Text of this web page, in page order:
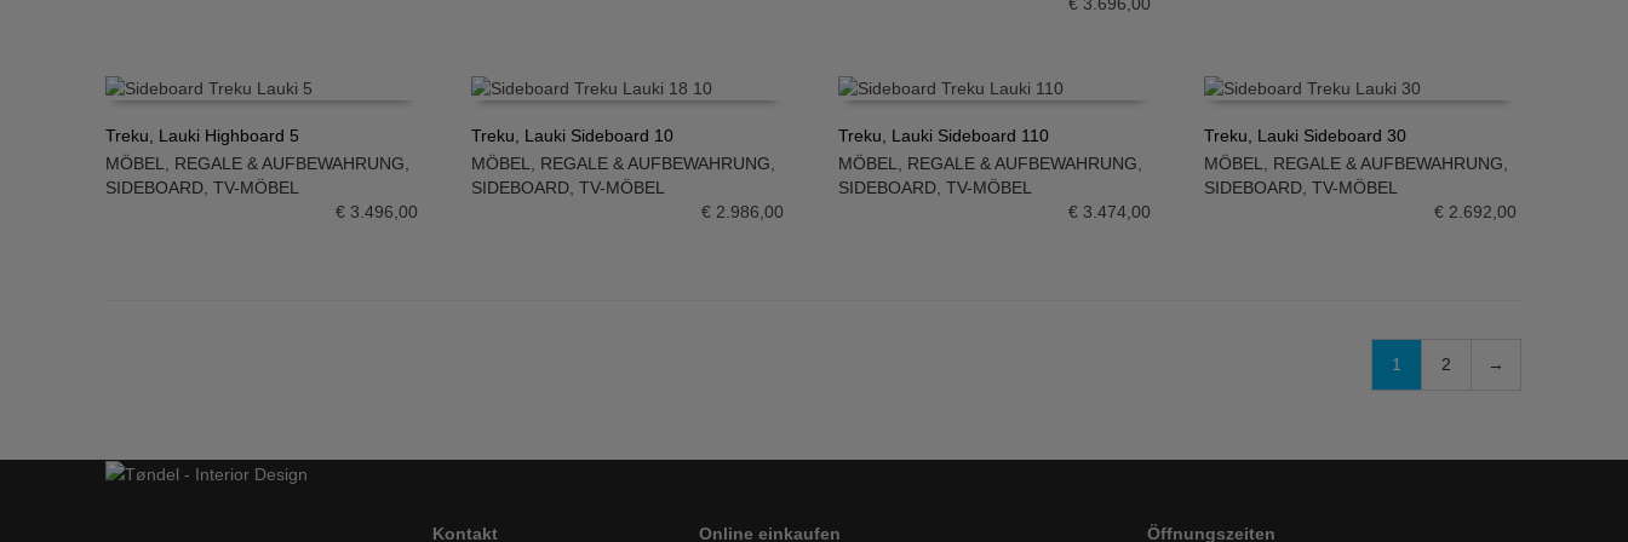
IN DEN WARENKORB
Treku, Lauki Highboard 5
MÖBEL
REGALE & AUFBEWAHRUNG
SIDEBOARD TV-MÖBEL
€3.496,00
IN DEN WARENKORB
Treku, Lauki Sideboard 10
MÖBEL
REGALE & AUFBEWAHRUNG
SIDEBOARD ,TV-MÖBEL
€ 2.986,00
IN DEN WARENKORB
Treku, Lauki Sideboard 110
MÖBEL
REGALE & AUFBEWAHRUNG
SIDEBOARD, TV-MÖBEL
€3.474,00
IN DEN WARENKORB
Treku, Lauki Sideboard 30
MÖBEL
REGALE & AUFBEWAHRUNG
SIDEBOARD ,TV-MÖBEL
€ 2.692,00
1 2 →
Kontakt Online einkaufen Öffnungszeiten